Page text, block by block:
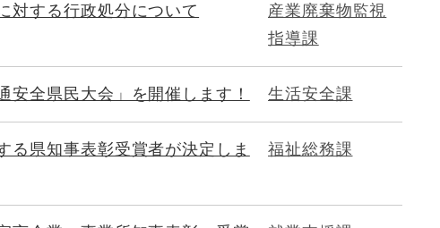
対する行政処分について
産業廃棄物監視
指導課
安全県民大会」を開催します！ 生活安全課
る県知事表彰受賞者が決定しま
福祉総務課